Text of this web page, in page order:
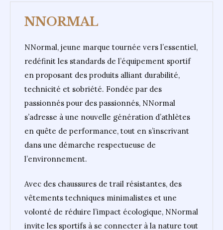
NNORMAL
NNormal, jeune marque tournée vers l’essentiel,
redéfinit les standards de l’équipement sportif
en proposant des produits alliant durabilité,
technicité et sobriété. Fondée par des
passionnés pour des passionnés, NNormal
s’adresse à une nouvelle génération d’athlètes
en quête de performance, tout en s’inscrivant
dans une démarche respectueuse de
l’environnement.
Avec des chaussures de trail résistantes, des
vêtements techniques minimalistes et une
volonté de réduire l’impact écologique, NNormal
invite les sportifs à se connecter à la nature tout